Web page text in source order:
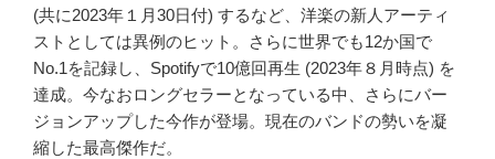
(共に2023年１月30日付) するなど、洋楽の新人アーティ
ストとしては異例のヒット。さらに世界でも12か国で
No.1を記録し、Spotifyで10億回再生 (2023年８月時点) を
達成。今なおロングセラーとなっている中、さらにバー
ジョンアップした今作が登場。現在のバンドの勢いを凝
縮した最高傑作だ。